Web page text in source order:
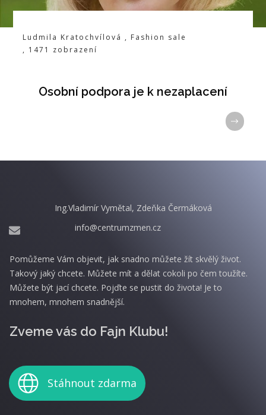
Ludmila Kratochvílová , Fashion sale
, 1471 zobrazení
Osobní podpora je k nezaplacení
Ing.Vladimír Vymětal, Zdeňka Čermáková
info@centrumzmen.cz
Pomůžeme Vám objevit, jak snadno můžete žít skvělý život.
Takový jaký chcete. Můžete mít a dělat cokoli po čem toužíte.
Můžete být jací chcete. Pojďte se pustit do života! Je to
mnohem, mnohem snadnější.
Zveme vás do Fajn Klubu!
Stáhnout zdarma